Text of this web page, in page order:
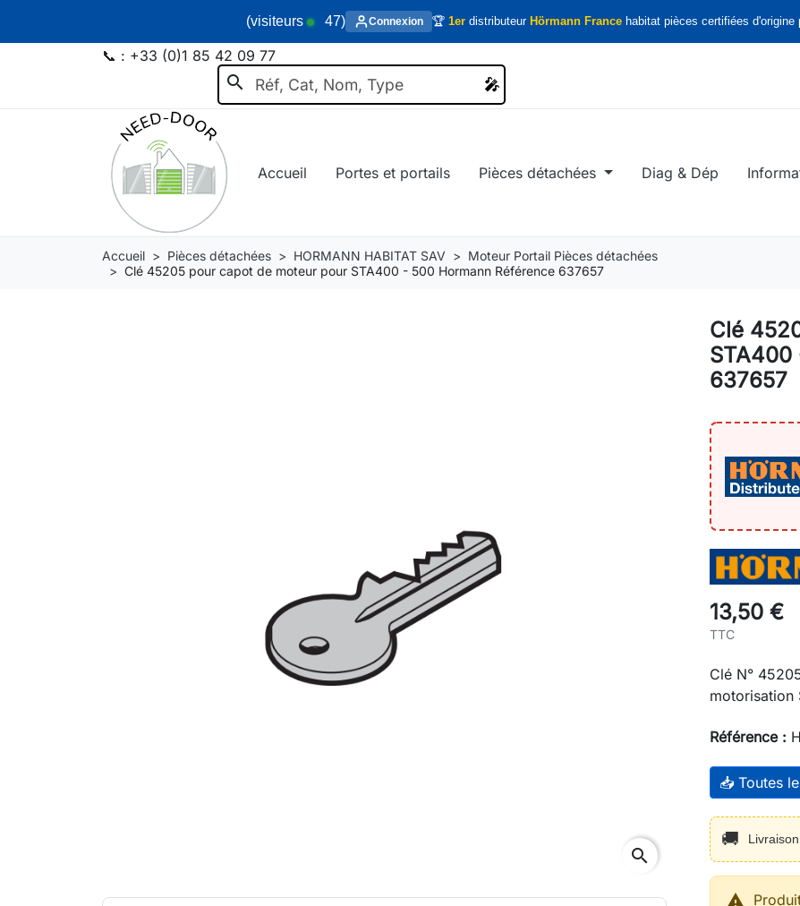
(visiteurs 47) Connexion 🏆 1er distributeur Hörmann France habitat pièces certifiées
search 🎤
🎤
📞 : +33 (0)1 85 42 09 77
Accueil Portes et portails Pièces détachées Diag & Dép
Accueil Pièces détachées HORMANN HABITAT SAV
Moteur Portail Pièces détachées
Clé 45205 pour capot de moteur pour STA400 - 500 Hormann Référence 637657
search
Clé
STA400
637657
13,50 €
TTC
Clé N°
motorisation
Référence :
📥 Toutes
🚚 Livraison
